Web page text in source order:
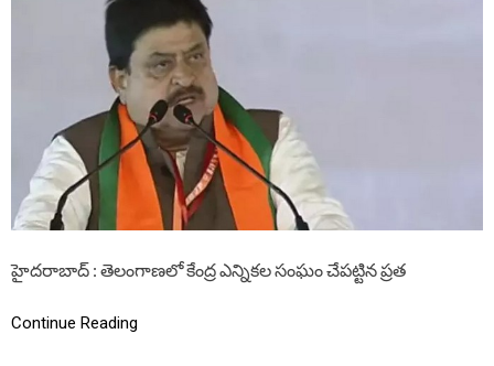
హైదరాబాద్ : తెలంగాణలో కేంద్ర ఎన్నికల సంఘం చేపట్టిన ప్రత
Continue Reading